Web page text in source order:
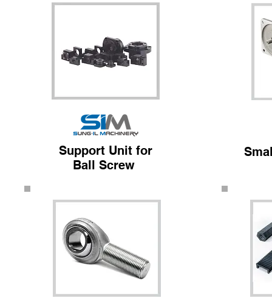
Support Unit for
Ball Screw